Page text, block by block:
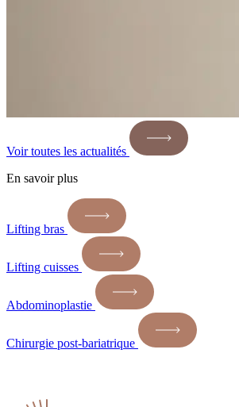
Voir toutes les actualités
En savoir plus
Lifting bras
Lifting cuisses
Abdominoplastie
Chirurgie post-bariatrique